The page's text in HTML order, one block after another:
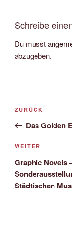
Schreibe
Du musst
abzugeben.
Beitrags-
Vorheriger
Beitrag
ZURÜCK
Das Golden
Nächster
Beitrag
WEITER
Graphic Novels
Städtischen